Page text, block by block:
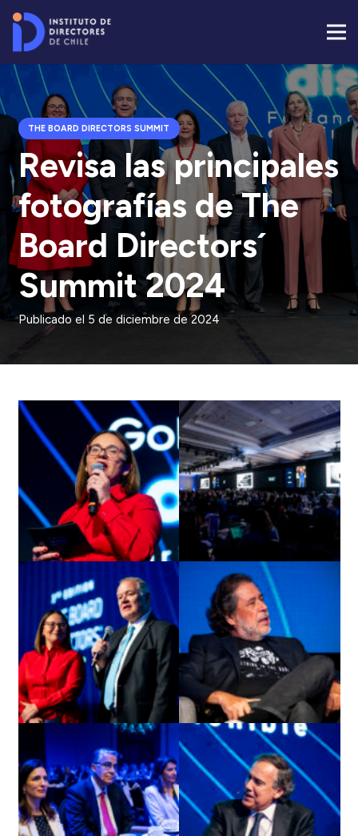
THE BOARD DIRECTORS SUMMIT
Revisa las principales
fotografías de The
Board Directors´
Summit 2024
Publicado el 5 de diciembre de 2024